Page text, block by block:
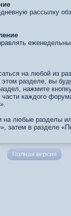
рассылку
на любой из
этом разделе, вы
нажмите
каждого
на любые разделы
затем в разделе
Полная версия